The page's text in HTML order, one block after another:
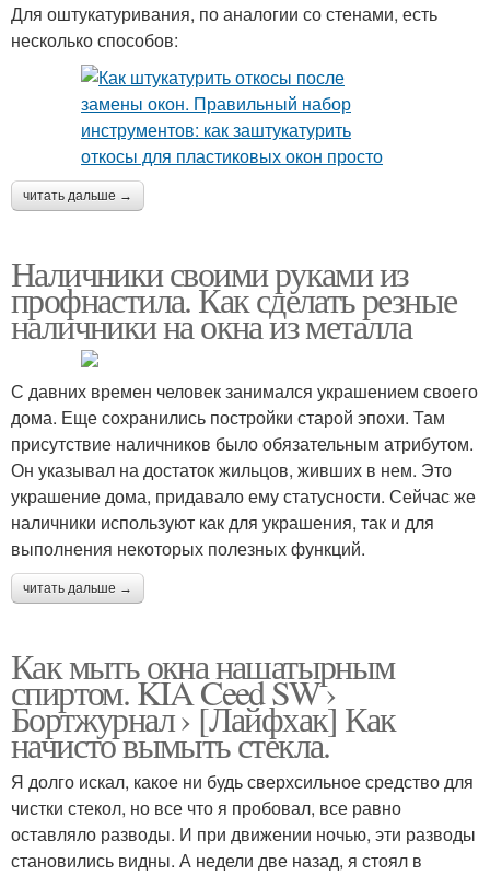
Для оштукатуривания, по аналогии со стенами, есть
несколько способов:
читать дальше →
Наличники своими руками из
профнастила. Как сделать резные
наличники на окна из металла
С давних времен человек занимался украшением своего
дома. Еще сохранились постройки старой эпохи. Там
присутствие наличников было обязательным атрибутом.
Он указывал на достаток жильцов, живших в нем. Это
украшение дома, придавало ему статусности. Сейчас же
наличники используют как для украшения, так и для
выполнения некоторых полезных функций.
читать дальше →
Как мыть окна нашатырным
спиртом. KIA Ceed SW ›
Бортжурнал › [Лайфхак] Как
начисто вымыть стекла.
Я долго искал, какое ни будь сверхсильное средство для
чистки стекол, но все что я пробовал, все равно
оставляло разводы. И при движении ночью, эти разводы
становились видны. А недели две назад, я стоял в